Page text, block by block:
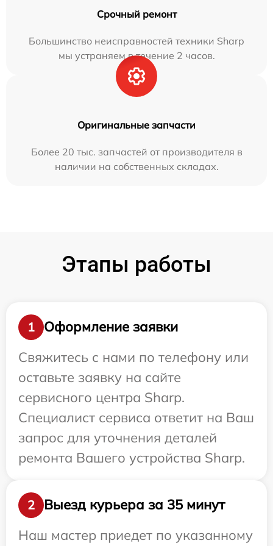
Срочный ремонт
Большинство неисправностей техники Sharp
мы устраняем в течение 2 часов.
Оригинальные запчасти
Более 20 тыс. запчастей от производителя в
наличии на собственных складах.
Этапы работы
1
Оформление заявки
Свяжитесь с нами по телефону или
оставьте заявку на сайте
сервисного центра Sharp.
Специалист сервиса ответит на Ваш
запрос для уточнения деталей
ремонта Вашего устройства Sharp.
2
Выезд курьера за 35 минут
Наш мастер приедет по указанному